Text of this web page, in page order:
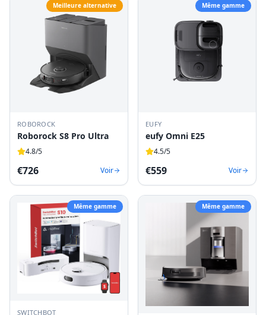
Meilleure alternative
ROBOROCK
Roborock S8 Pro Ultra
4.8/5
€726 Voir
Même gamme
EUFY
eufy Omni E25
4.5/5
€559 Voir
Même gamme
SWITCHBOT
Même gamme